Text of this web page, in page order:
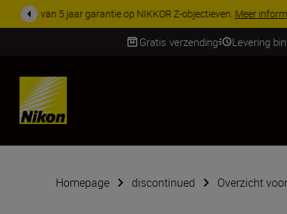
KORTING OP
Gratis verzending Levering
SKIP
Homepage discontinued Overzicht